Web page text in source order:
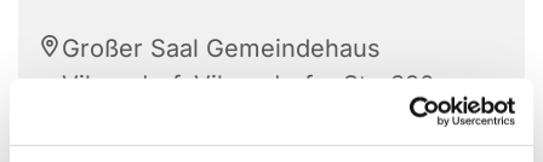
Großer Saal Gemeindehaus
Vilsendorf, Vilsendorfer Str. 320,